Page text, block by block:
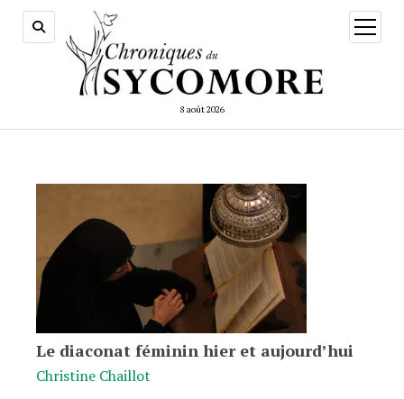
8 août 2026
ouvrir
menu
Le diaconat féminin hier et aujourd’hui
Christine Chaillot